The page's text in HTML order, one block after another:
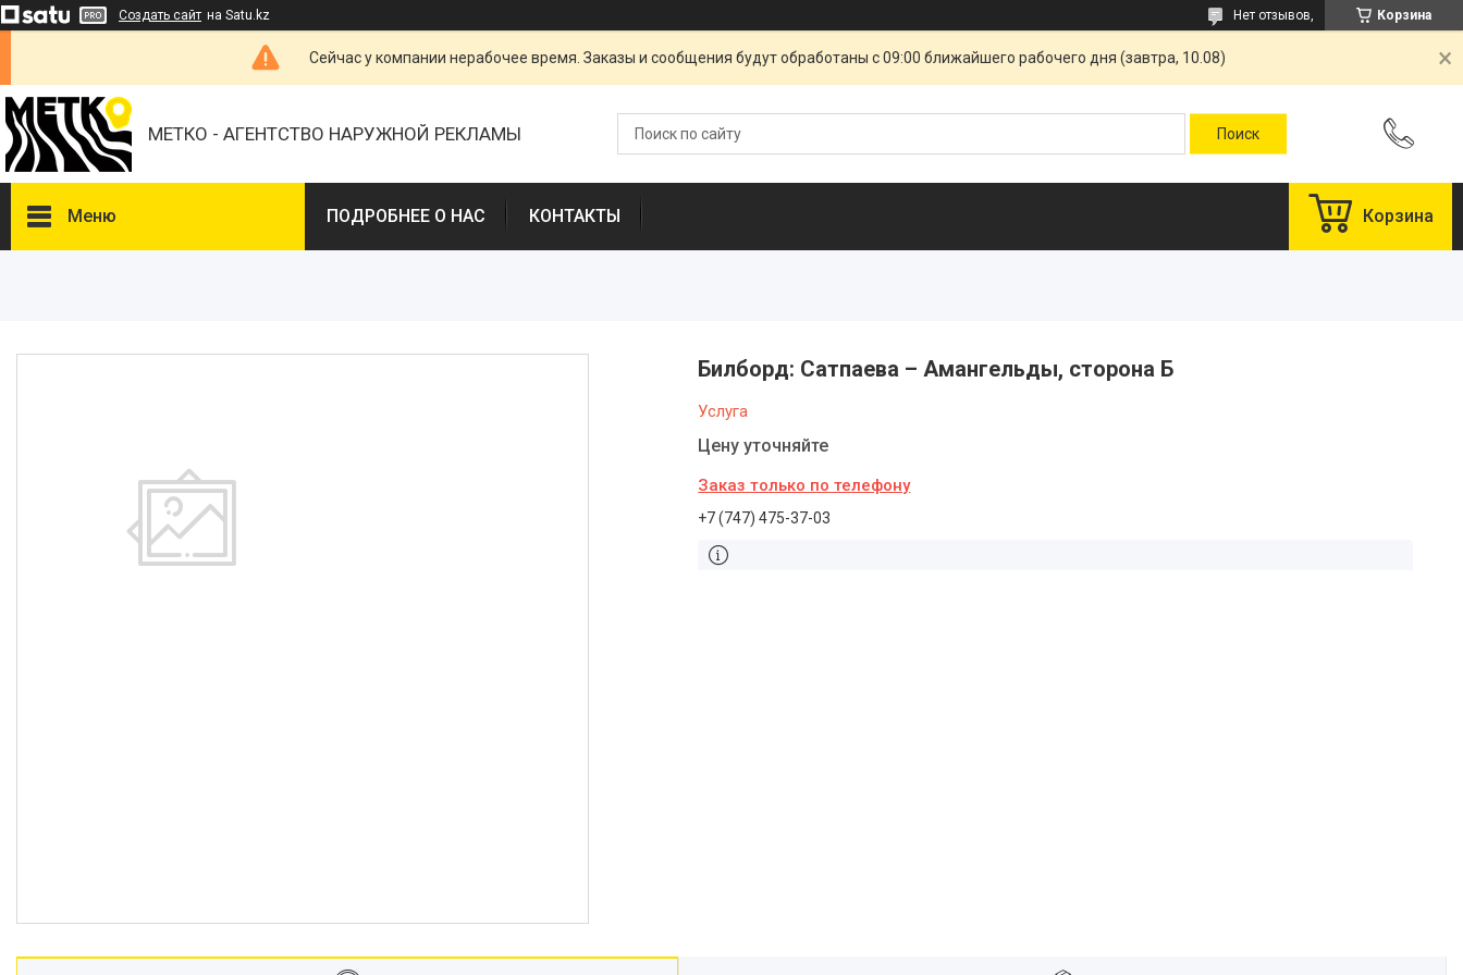
Создать сайт на Satu.kz Корзина
Нет отзывов,
Сейчас у компании нерабочее время. Заказы и сообщения будут обработаны с 09:00 ближайшего рабочего дня (завтра, 10.08)
МЕТКО - АГЕНТСТВО НАРУЖНОЙ РЕКЛАМЫ
Меню ПОДРОБНЕЕ О НАС КОНТАКТЫ Корзина
Билборд: Сатпаева – Амангельды, сторона Б
Услуга
Цену уточняйте
Заказ только по телефону
+7 (747) 475-37-03